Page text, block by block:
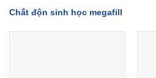
Chất độn sinh học megafill